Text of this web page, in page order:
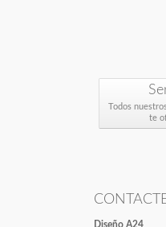
Todos
te
Diseño A24